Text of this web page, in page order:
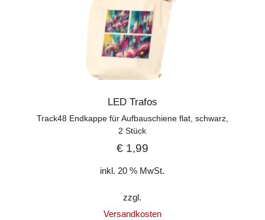
LED Trafos
Track48 Endkappe für Aufbauschiene flat, schwarz,
2 Stück
€1,99
inkl. 20 % MwSt.
zzgl.
Versandkosten